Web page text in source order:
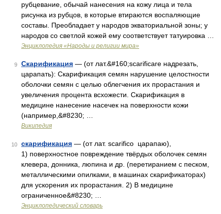
рубцевание, обычай нанесения на кожу лица и тела
рисунка из рубцов, в которые втираются воспаляющие
составы. Преобладает у народов экваториальной зоны; у
народов со светлой кожей ему соответствует татуировка …
Энциклопедия «Народы и религии мира»
9 Скарификация — (от лат.&#160;scarificare надрезать,
царапать): Скарификация семян нарушение целостности
оболочки семян с целью облегчения их прорастания и
увеличения процента всхожести. Скарификация в
медицине нанесение насечек на поверхности кожи
(например,&#8230; …
Википедия
10 скарификация — (от лат. scarifico царапаю),
1) поверхностное повреждение твёрдых оболочек семян
клевера, донника, люпина и др. (перетиранием с песком,
металлическими опилками, в машинах скарификаторах)
для ускорения их прорастания. 2) В медицине
ограниченное&#8230; …
Энциклопедический словарь